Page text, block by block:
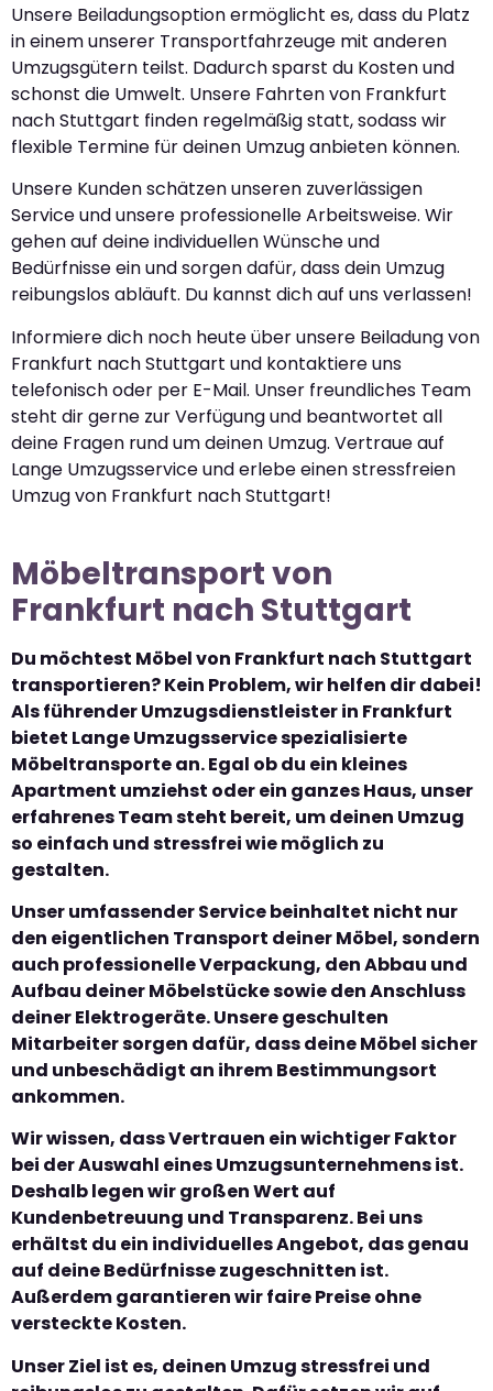
Unsere Beiladungsoption ermöglicht es, dass du Platz
in einem unserer Transportfahrzeuge mit anderen
Umzugsgütern teilst. Dadurch sparst du Kosten und
schonst die Umwelt. Unsere Fahrten von Frankfurt
nach Stuttgart finden regelmäßig statt, sodass wir
flexible Termine für deinen Umzug anbieten können.
Unsere Kunden schätzen unseren zuverlässigen
Service und unsere professionelle Arbeitsweise. Wir
gehen auf deine individuellen Wünsche und
Bedürfnisse ein und sorgen dafür, dass dein Umzug
reibungslos abläuft. Du kannst dich auf uns verlassen!
Informiere dich noch heute über unsere Beiladung von
Frankfurt nach Stuttgart und kontaktiere uns
telefonisch oder per E-Mail. Unser freundliches Team
steht dir gerne zur Verfügung und beantwortet all
deine Fragen rund um deinen Umzug. Vertraue auf
Lange Umzugsservice und erlebe einen stressfreien
Umzug von Frankfurt nach Stuttgart!
Möbeltransport von
Frankfurt nach Stuttgart
Du möchtest Möbel von Frankfurt nach Stuttgart
transportieren? Kein Problem, wir helfen dir dabei!
Als führender Umzugsdienstleister in Frankfurt
bietet Lange Umzugsservice spezialisierte
Möbeltransporte an. Egal ob du ein kleines
Apartment umziehst oder ein ganzes Haus, unser
erfahrenes Team steht bereit, um deinen Umzug
so einfach und stressfrei wie möglich zu
gestalten.
Unser umfassender Service beinhaltet nicht nur
den eigentlichen Transport deiner Möbel, sondern
auch professionelle Verpackung, den Abbau und
Aufbau deiner Möbelstücke sowie den Anschluss
deiner Elektrogeräte. Unsere geschulten
Mitarbeiter sorgen dafür, dass deine Möbel sicher
und unbeschädigt an ihrem Bestimmungsort
ankommen.
Wir wissen, dass Vertrauen ein wichtiger Faktor
bei der Auswahl eines Umzugsunternehmens ist.
Deshalb legen wir großen Wert auf
Kundenbetreuung und Transparenz. Bei uns
erhältst du ein individuelles Angebot, das genau
auf deine Bedürfnisse zugeschnitten ist.
Außerdem garantieren wir faire Preise ohne
versteckte Kosten.
Unser Ziel ist es, deinen Umzug stressfrei und